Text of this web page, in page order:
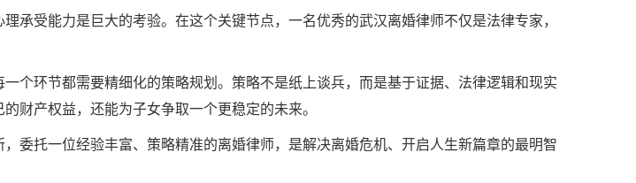
承受能力是巨大的考验。在这个关键节点，一名优秀的武汉离婚律师不仅是法律专家，
个环节都需要精细化的策略规划。策略不是纸上谈兵，而是基于证据、法律逻辑和现实
财产权益，还能为子女争取一个更稳定的未来。
委托一位经验丰富、策略精准的离婚律师，是解决离婚危机、开启人生新篇章的最明智